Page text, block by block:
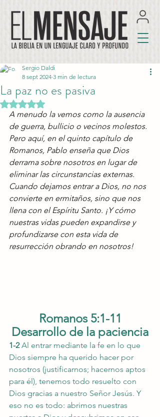
La paz no es pasiva
Sergio Daldi
8 sept 2024 3 min de lectura
Obtuvo NaN de 5 estrellas.
A menudo la vemos como la ausencia
de guerra, bullicio o vecinos molestos.
Pero aquí, en el quinto capítulo de
Romanos, Pablo enseña que Dios
derrama sobre nosotros en lugar de
eliminar las circunstancias externas.
Cuando dejamos entrar a Dios, no nos
convierte en ermitaños, sino que nos
llena con el Espíritu Santo. ¡Y cómo
nuestras vidas pueden expandirse y
profundizarse con esta vida de
resurrección obrando en nosotros!
Romanos 5:1-11
Desarrollo de la paciencia
1-2 Al entrar mediante la fe en lo que
Dios siempre ha querido hacer por
nosotros (justificarnos; hacernos aptos
para él), tenemos todo resuelto con
Dios gracias a nuestro Señor Jesús. Y
eso no es todo: abrimos nuestras